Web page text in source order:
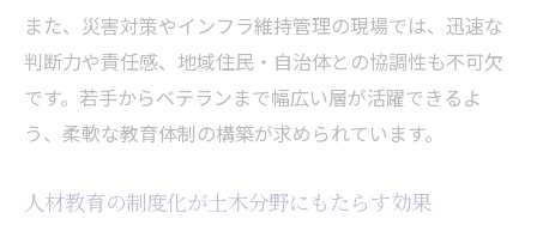
新たな資格支援と土木教育の進化を展望
土木人材教育の最新動向と現場への影響
また、災害対策やインフラ維持管理の現場では、迅速な
判断力や責任感、地域住民・自治体との協調性も不可欠
です。若手からベテランまで幅広い層が活躍できるよ
う、柔軟な教育体制の構築が求められています。
人材教育の制度化が土木分野にもたらす効果